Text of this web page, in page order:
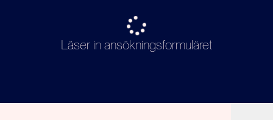
Läser in ansökningsformuläret